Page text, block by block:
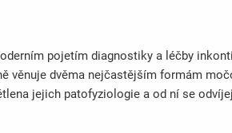
pojetím diagnostiky a léčby
věnuje dvěma nejčastějším formám
jejich patofyziologie a od ní se